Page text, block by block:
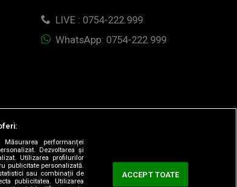
LIVE : 0754-222.999
WhatsApp: 0754-222.999
performanței
Dezvoltarea și
Utilizarea profilurilor
publicitate personalizată.
sau combinații de
publicitatea. Utilizarea
ACCEPT TOATE